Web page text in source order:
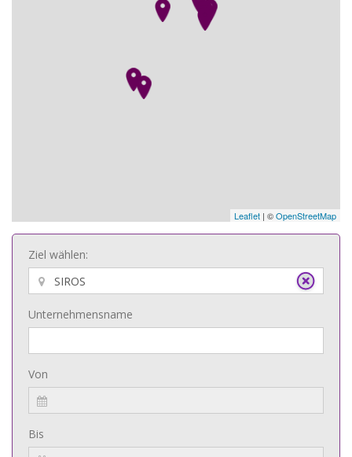
Leaflet | ©OpenStreetMap
Ziel wählen:
Unternehmensname
Von
Bis